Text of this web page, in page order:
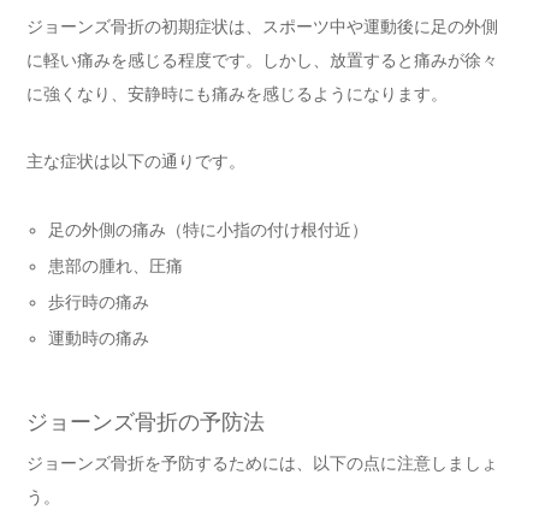
ジョーンズ骨折の初期症状は、スポーツ中や運動後に足の外側
に軽い痛みを感じる程度です。しかし、放置すると痛みが徐々
に強くなり、安静時にも痛みを感じるようになります。
主な症状は以下の通りです。
足の外側の痛み（特に小指の付け根付近）
患部の腫れ、圧痛
歩行時の痛み
運動時の痛み
ジョーンズ骨折の予防法
ジョーンズ骨折を予防するためには、以下の点に注意しましょ
う。